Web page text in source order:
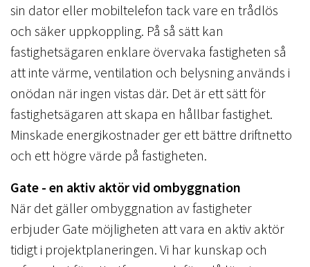
sin dator eller mobiltelefon tack vare en trådlös
och säker uppkoppling. På så sätt kan
fastighetsägaren enklare övervaka fastigheten så
att inte värme, ventilation och belysning används i
onödan när ingen vistas där. Det är ett sätt för
fastighetsägaren att skapa en hållbar fastighet.
Minskade energikostnader ger ett bättre driftnetto
och ett högre värde på fastigheten.
Gate - en aktiv aktör vid ombyggnation
När det gäller ombyggnation av fastigheter
erbjuder Gate möjligheten att vara en aktiv aktör
tidigt i projektplaneringen. Vi har kunskap och